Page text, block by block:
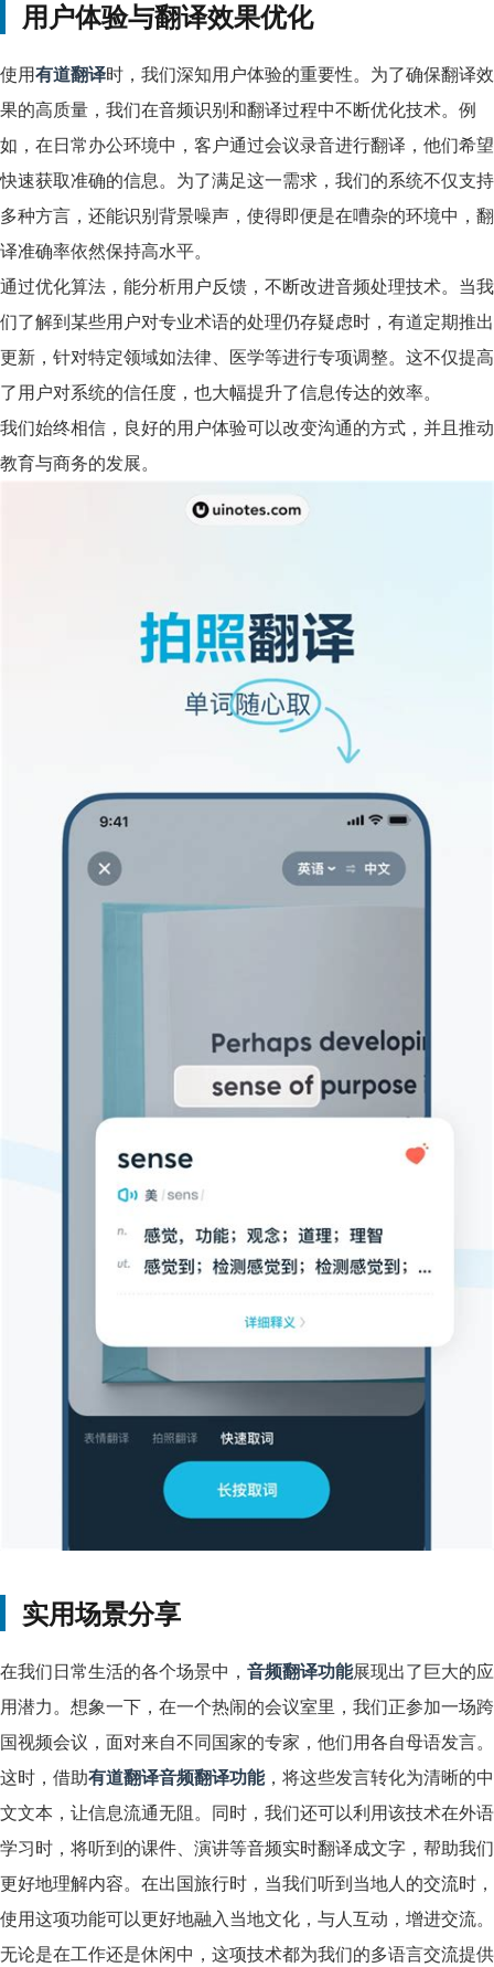
用户体验与翻译效果优化
使用有道翻译时，我们深知用户体验的重要性。为了确保翻译效
果的高质量，我们在音频识别和翻译过程中不断优化技术。例
如，在日常办公环境中，客户通过会议录音进行翻译，他们希望
快速获取准确的信息。为了满足这一需求，我们的系统不仅支持
多种方言，还能识别背景噪声，使得即便是在嘈杂的环境中，翻
译准确率依然保持高水平。
通过优化算法，能分析用户反馈，不断改进音频处理技术。当我
们了解到某些用户对专业术语的处理仍存疑虑时，有道定期推出
更新，针对特定领域如法律、医学等进行专项调整。这不仅提高
了用户对系统的信任度，也大幅提升了信息传达的效率。
我们始终相信，良好的用户体验可以改变沟通的方式，并且推动
教育与商务的发展。
实用场景分享
在我们日常生活的各个场景中， 音频翻译功能展现出了巨大的应
用潜力。想象一下，在一个热闹的会议室里，我们正参加一场跨
国视频会议，面对来自不同国家的专家，他们用各自母语发言。
这时，借助有道翻译音频翻译功能，将这些发言转化为清晰的中
文文本，让信息流通无阻。同时，我们还可以利用该技术在外语
学习时，将听到的课件、演讲等音频实时翻译成文字，帮助我们
更好地理解内容。在出国旅行时，当我们听到当地人的交流时，
使用这项功能可以更好地融入当地文化，与人互动，增进交流。
无论是在工作还是休闲中，这项技术都为我们的多语言交流提供